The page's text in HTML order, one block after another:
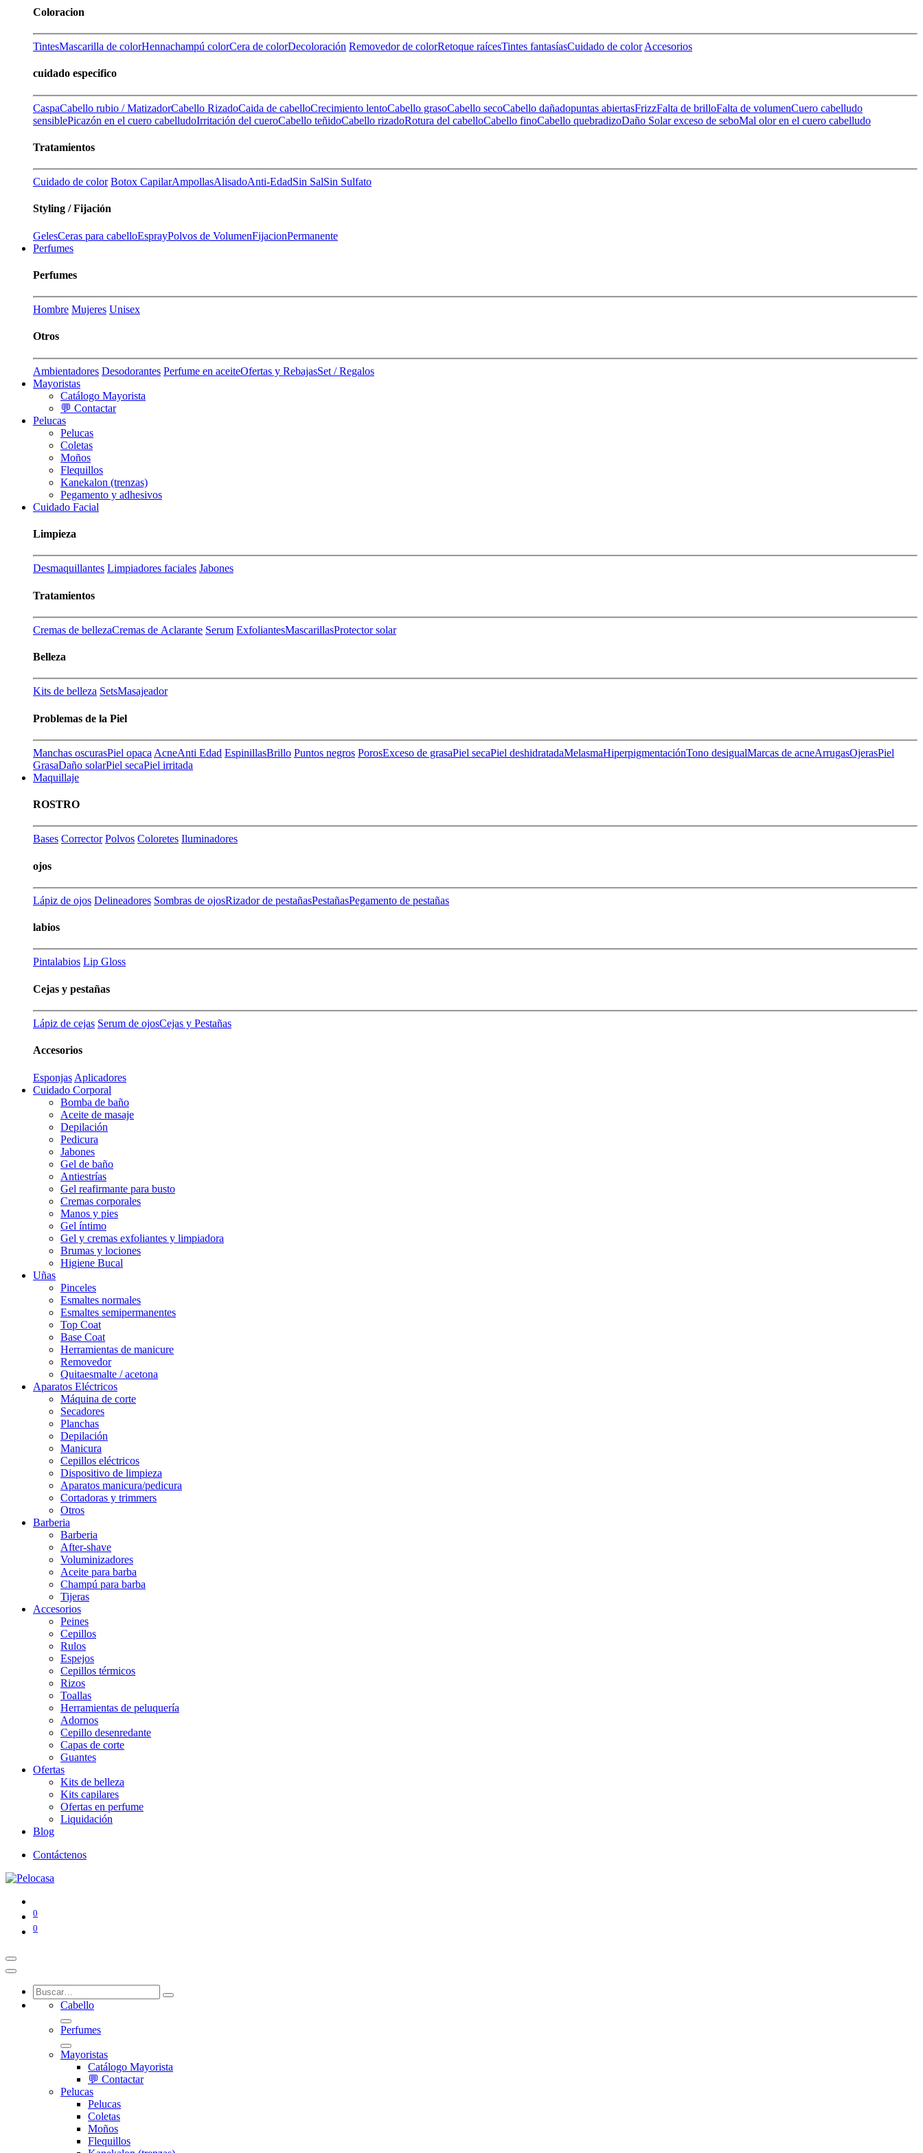
Coloracion
TintesMascarilla de colorHennachampú colorCera de colorDecoloración Removedor de colorRetoque raícesTintes fantasíasCuidado de color Accesorios
cuidado especifico
CaspaCabello rubio / MatizadorCabello RizadoCaida de cabelloCrecimiento lentoCabello grasoCabello secoCabello dañadopuntas abiertasFrizzFalta de brilloFalta de volumenCuero cabelludo
sensiblePicazón en el cuero cabelludoIrritación del cueroCabello teñidoCabello rizadoRotura del cabelloCabello finoCabello quebradizoDaño Solarexceso de seboMal olor en el cuero cabelludo
Tratamientos
Cuidado de color Botox CapilarAmpollasAlisadoAnti-EdadSin SalSin Sulfato
Styling / Fijación
GelesCeras para cabelloEsprayPolvos de VolumenFijacionPermanente
Perfumes
Perfumes
Hombre Mujeres Unisex
Otros
Ambientadores Desodorantes Perfume en aceiteOfertas y RebajasSet / Regalos
Mayoristas
Catálogo Mayorista
💬 Contactar
Pelucas
Pelucas
Coletas
Moños
Flequillos
Kanekalon (trenzas)
Pegamento y adhesivos
Cuidado Facial
Limpieza
Desmaquillantes Limpiadores faciales Jabones
Tratamientos
Cremas de bellezaCremas de Aclarante Serum ExfoliantesMascarillasProtector solar
Belleza
Kits de belleza SetsMasajeador
Problemas de la Piel
Manchas oscurasPiel opaca AcneAnti Edad EspinillasBrillo Puntos negros PorosExceso de grasaPiel secaPiel deshidratadaMelasmaHiperpigmentaciónTono desigualMarcas de acneArrugasOjerasPiel
GrasaDaño solarPiel secaPiel irritada
Maquillaje
ROSTRO
Bases Corrector Polvos Coloretes Iluminadores
ojos
Lápiz de ojos Delineadores Sombras de ojosRizador de pestañasPestañasPegamento de pestañas
labios
Pintalabios Lip Gloss
Cejas y pestañas
Lápiz de cejas Serum de ojosCejas y Pestañas
Accesorios
Esponjas Aplicadores
Cuidado Corporal
Bomba de baño
Aceite de masaje
Depilación
Pedicura
Jabones
Gel de baño
Antiestrías
Gel reafirmante para busto
Cremas corporales
Manos y pies
Gel íntimo
Gel y cremas exfoliantes y limpiadora
Brumas y lociones
Higiene Bucal
Uñas
Pinceles
Esmaltes normales
Esmaltes semipermanentes
Top Coat
Base Coat
Herramientas de manicure
Removedor
Quitaesmalte / acetona
Aparatos Eléctricos
Máquina de corte
Secadores
Planchas
Depilación
Manicura
Cepillos eléctricos
Dispositivo de limpieza
Aparatos manicura/pedicura
Cortadoras y trimmers
Otros
Barberia
Barberia
After-shave
Voluminizadores
Aceite para barba
Champú para barba
Tijeras
Accesorios
Peines
Cepillos
Rulos
Espejos
Cepillos térmicos
Rizos
Toallas
Herramientas de peluquería
Adornos
Cepillo desenredante
Capas de corte
Guantes
Ofertas
Kits de belleza
Kits capilares
Ofertas en perfume
Liquidación
Blog
Contáctenos
0
0
Cabello
Perfumes
Mayoristas
Catálogo Mayorista
💬 Contactar
Pelucas
Pelucas
Coletas
Moños
Flequillos